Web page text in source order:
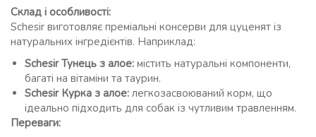
Склад і особливості:
Schesir виготовляє преміальні консерви для цуценят із
натуральних інгредієнтів. Наприклад:
Schesir Тунець з алое: містить натуральні компоненти,
багаті на вітаміни та таурин.
Schesir Курка з алое: легкозасвоюваний корм, що
ідеально підходить для собак із чутливим травленням.
Переваги: